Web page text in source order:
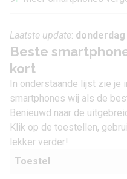
Laatste update: donderdag
Beste
kort
In onderstaande lijst zie je
smartphones wij als de
Benieuwd naar de
Klik op de toestellen,
lekker verder!
Toestel